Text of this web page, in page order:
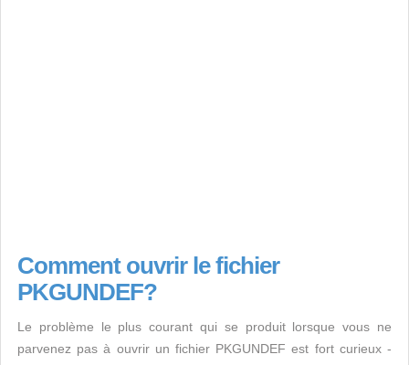
Comment ouvrir le fichier
PKGUNDEF?
Le problème le plus courant qui se produit lorsque vous ne
parvenez pas à ouvrir un fichier PKGUNDEF est fort curieux -